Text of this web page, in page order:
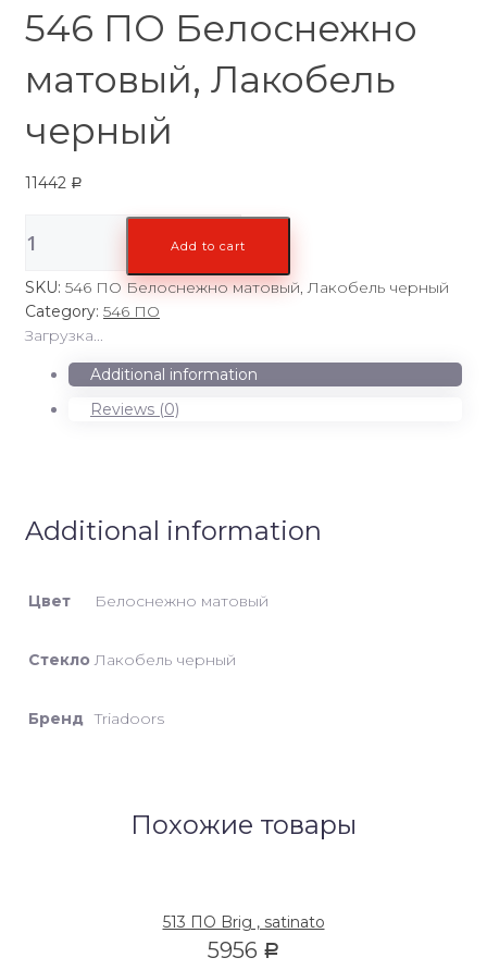
546 ПО Белоснежно
матовый, Лакобель
черный
11442 Р
ПО
Белоснежно
матовый,
Лакобель
черный
quantity
Add to cart
SKU: 546 ПО Белоснежно матовый, Лакобель черный
Category: 546 ПО
Загрузка...
Additional information
Reviews (0)
Additional information
Цвет Белоснежно матовый
Стекло Лакобель черный
Бренд Triadoors
Похожие товары
513 ПО Brig , satinato
5956 Р